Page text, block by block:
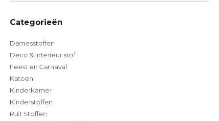
Categorieën
Damesstoffen
Deco & Interieur stof
Feest en Carnaval
Katoen
Kinderkamer
Kinderstoffen
Ruit Stoffen